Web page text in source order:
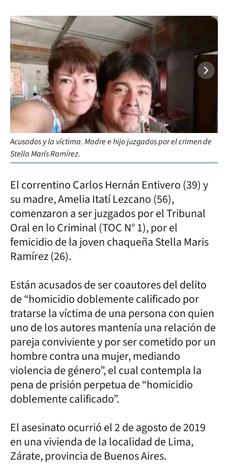
Acusados y la víctima. Madre e hijo juzgados por el crimen de
Stella Marís Ramírez.
El correntino Carlos Hernán Entivero (39) y
su madre, Amelia Itatí Lezcano (56),
comenzaron a ser juzgados por el Tribunal
Oral en lo Criminal (TOC N° 1), por el
femicidio de la joven chaqueña Stella Maris
Ramírez (26).
Están acusados de ser coautores del delito
de “homicidio doblemente calificado por
tratarse la víctima de una persona con quien
uno de los autores mantenía una relación de
pareja conviviente y por ser cometido por un
hombre contra una mujer, mediando
violencia de género”, el cual contempla la
pena de prisión perpetua de “homicidio
doblemente calificado”.
El asesinato ocurrió el 2 de agosto de 2019
en una vivienda de la localidad de Lima,
Zárate, provincia de Buenos Aires.